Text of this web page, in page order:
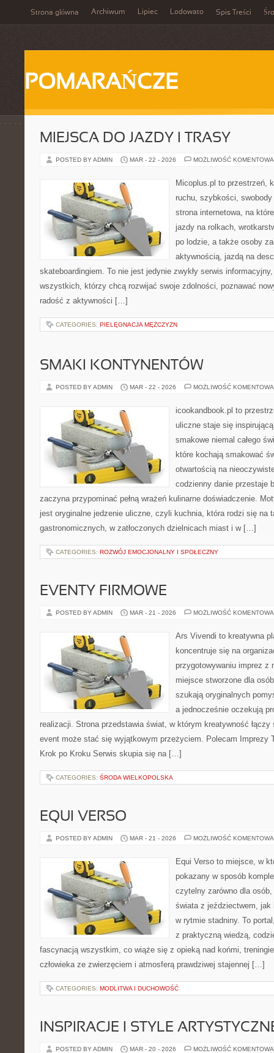
Strona główna Archiwum Lipiec Lodowato Spis Treści
POMARAŃCZE
MIEJSCA DO JAZDY I TRASY
POSTED BY ADMIN MAR - 22 - 2026 MOŻLIWOŚĆ
Micoplus.pl to przestrzeń,
ruchu, szybkości,
strona internetowa, na
jazdy na rolkach,
po lodzie, a także osoby
aktywnością, jazdą na
skateboardingiem. To nie jest jedynie zwykły serwis
wszystkich, którzy chcą rozwijać swoje zdolności, poznawać
radość z aktywności […]
CATEGORIES: PIELĘGNACJA MĘŻCZYZN
SMAKI KONTYNENTÓW
POSTED BY ADMIN MAR - 22 - 2026 MOŻLIWOŚĆ
icookandbook.pl to
uliczne staje się
smakowe niemal całego
które kochają smakować
otwartością na
codzienny danie przestaje
zaczyna przypominać pełną wrażeń kulinarne doświadczenie.
jest oryginalne jedzenie uliczne, czyli kuchnia, która rodzi się na
gastronomicznych, w zatłoczonych dzielnicach miast i w […]
CATEGORIES: ROZWÓJ EMOCJONALNY I SPOŁECZNY
EVENTY FIRMOWE
POSTED BY ADMIN MAR - 21 - 2026 MOŻLIWOŚĆ
Ars Vivendi to kreatywna
koncentruje się na
przygotowywaniu imprez z
miejsce stworzone dla
szukają oryginalnych
a jednocześnie oczekują
realizacji. Strona przedstawia świat, w którym kreatywność
event może stać się wyjątkowym przeżyciem. Polecam Imprezy
Krok po Kroku Serwis skupia się na […]
CATEGORIES: ŚRODA WIELKOPOLSKA
EQUI VERSO
POSTED BY ADMIN MAR - 21 - 2026 MOŻLIWOŚĆ
Equi Verso to miejsce, w
pokazany w sposób
czytelny zarówno dla
świata z jeździectwem,
w rytmie stadniny. To
z praktyczną wiedzą,
fascynacją wszystkim, co wiąże się z opieką nad końmi,
człowieka ze zwierzęciem i atmosferą prawdziwej stajennej […]
CATEGORIES: MODLITWA I DUCHOWOŚĆ
INSPIRACJE I STYLE
POSTED BY ADMIN MAR - 20 - 2026 MOŻLIWOŚĆ